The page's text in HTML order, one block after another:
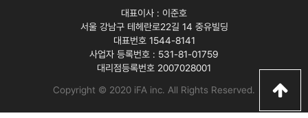
대표이사 : 이준호
서울 강남구 테헤란로22길 14 중유빌딩
대표번호 1544-8141
사업자 등록번호 : 531-81-01759
대리점등록번호 2007028001
Copyright © 2020 iFA inc. All Rights Reserved.